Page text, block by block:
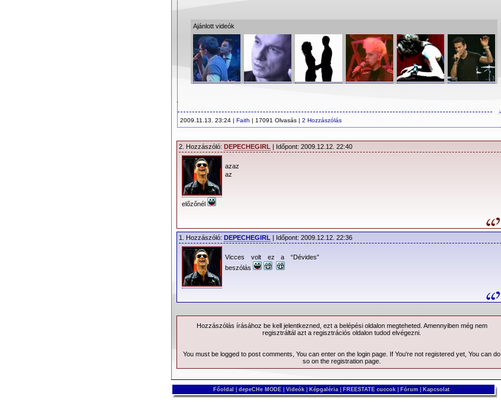
Ajánlott videók
2009.11.13. 23:24 | Faith | 17091 Olvasás | 2 Hozzászólás
2. Hozzászóló: DEPECHEGIRL | Időpont: 2009.12.12. 22:40
azaz
az
előzőnél
1. Hozzászóló: DEPECHEGIRL | Időpont: 2009.12.12. 22:36
Vicces volt ez a “Dévides”
beszólás
Hozzászólás írásához be kell jelentkezned, ezt a belépésioldalon megteheted. Amennyiben még nem
regisztráltál azt a regisztrációs oldalon tudod elvégezni.
You must be logged to post comments, You can enter on the login page . If You're not registered yet, You can do
so on the registration page
Főoldal depeCHe MODE Videók Képgaléria FREESTATE cuccok Fórum Kapcsolat